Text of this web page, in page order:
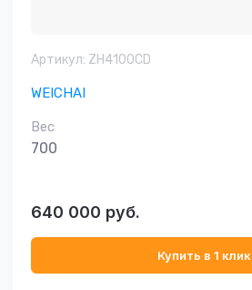
Артикул: ZH4100CD
WEICHAI
Вес
700
640 000 руб.
Купить в 1 клик